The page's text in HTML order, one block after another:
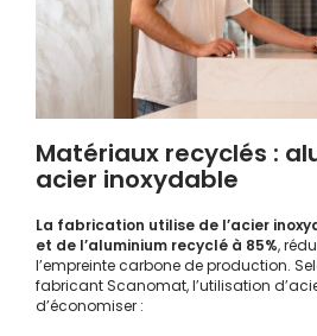
Matériaux recyclés :
acier inoxydable
La fabrication utilise de l’acier
et de l’aluminium recyclé à 85%,
l’empreinte carbone de production.
fabricant Scanomat, l’utilisation
d’économiser :